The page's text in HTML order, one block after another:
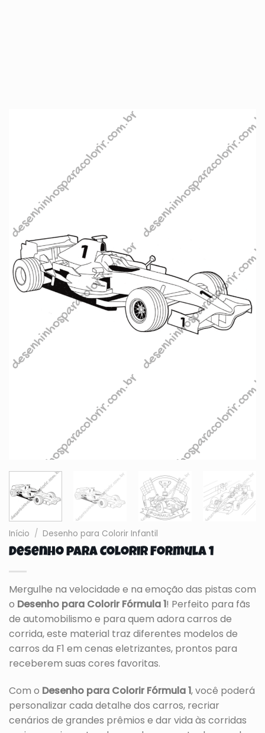
Início / Desenho para Colorir Infantil
Desenho para Colorir Formula 1
Mergulhe na velocidade e na emoção das pistas com
o Desenho para Colorir Fórmula 1! Perfeito para fãs
de automobilismo e para quem adora carros de
corrida, este material traz diferentes modelos de
carros da F1 em cenas eletrizantes, prontos para
receberem suas cores favoritas.
Com o Desenho para Colorir Fórmula 1, você poderá
personalizar cada detalhe dos carros, recriar
cenários de grandes prêmios e dar vida às corridas